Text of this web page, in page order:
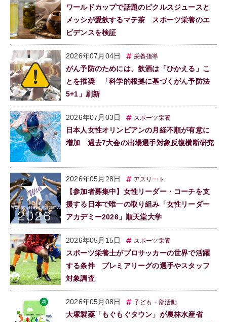
ワールドカップで話題のピクルスジュースと
メッシが愛飲するマテ茶 スポーツ栄養のエ
ビデンスを検証
2026年07月04日 栄養指導
がん予防のためには、飲酒は「ひかえる」こ
とを推奨 「科学的根拠に基づくがん予防法
5+1」刷新
2026年07月03日 スポーツ栄養
日本人女性オリンピアンの月経不順が有意に
増加 過去7大会の出場選手対象反復横断研究
2026年05月28日 アスリート
【参加者募集中】女性リーダー・コーチを支
援する日本で唯一の取り組み「女性リーダー
アカデミー2026」順天堂大学
2026年05月15日 スポーツ栄養
スポーツ栄養士がプロサッカーの世界で活躍
する条件 プレミアリーグの選手やスタッフ
対象調査
2026年05月08日 子ども・部活動
大塚製薬「もぐもぐタウン」が農林水産省